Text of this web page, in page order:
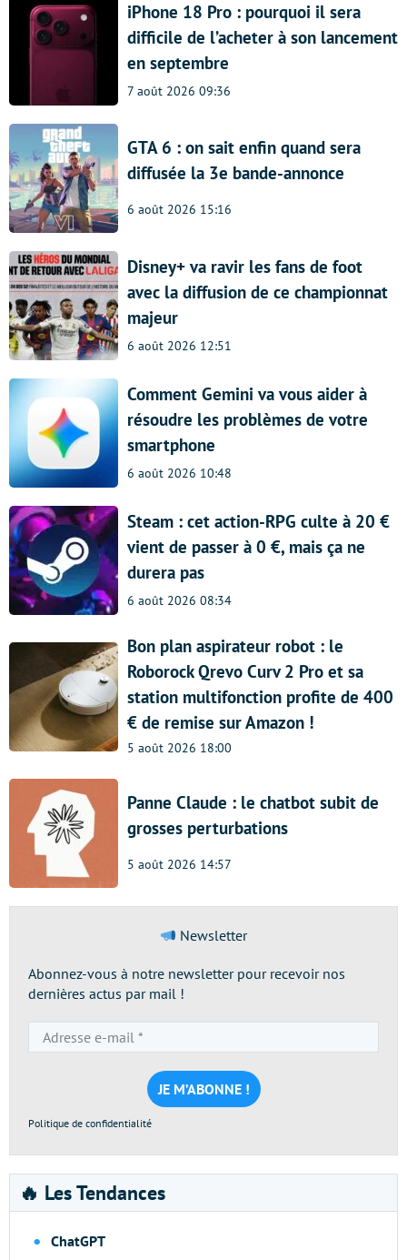
iPhone 18 Pro : pourquoi il sera
difficile de l’acheter à son lancement
en septembre
7 août 2026 09:36
GTA 6 : on sait enfin quand sera
diffusée la 3e bande-annonce
6 août 2026 15:16
Disney+ va ravir les fans de foot
avec la diffusion de ce championnat
majeur
6 août 2026 12:51
Comment Gemini va vous aider à
résoudre les problèmes de votre
smartphone
6 août 2026 10:48
Steam : cet action-RPG culte à 20 €
vient de passer à 0 €, mais ça ne
durera pas
6 août 2026 08:34
Bon plan aspirateur robot : le
Roborock Qrevo Curv 2 Pro et sa
station multifonction profite de 400
€ de remise sur Amazon !
5 août 2026 18:00
Panne Claude : le chatbot subit de
grosses perturbations
5 août 2026 14:57
Newsletter
Abonnez-vous à notre newsletter pour recevoir nos
dernières actus par mail !
e-
mail
*
Politique de confidentialité
🔥 Les Tendances
ChatGPT